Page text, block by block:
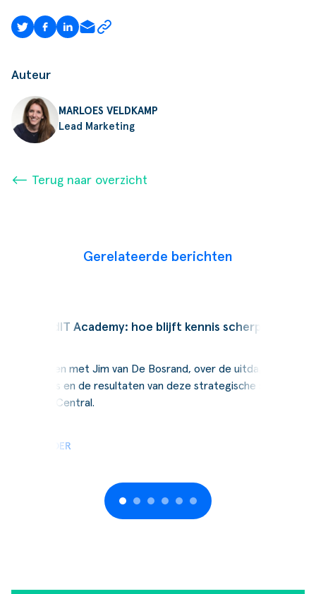
Auteur
MARLOES VELDKAMP
Lead Marketing
⟵ Terug naar overzicht
Gerelateerde berichten
SucceedIT Academy: hoe blijft kennis scherp
Wij spraken met Jim van De Bosrand, over de uitdagingen,
de keuzes en de resultaten van deze strategische stap naar
Business Central.
LEES VERDER